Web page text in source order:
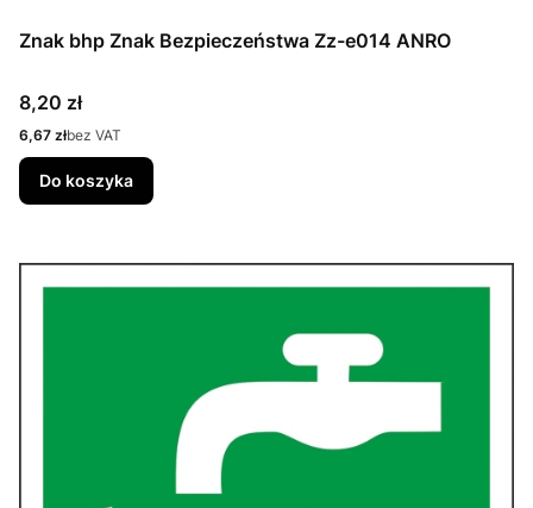
Znak bhp Znak Bezpieczeństwa Zz-e014 ANRO
Cena
8,20 zł
Cena
6,67 złbez VAT
Do koszyka